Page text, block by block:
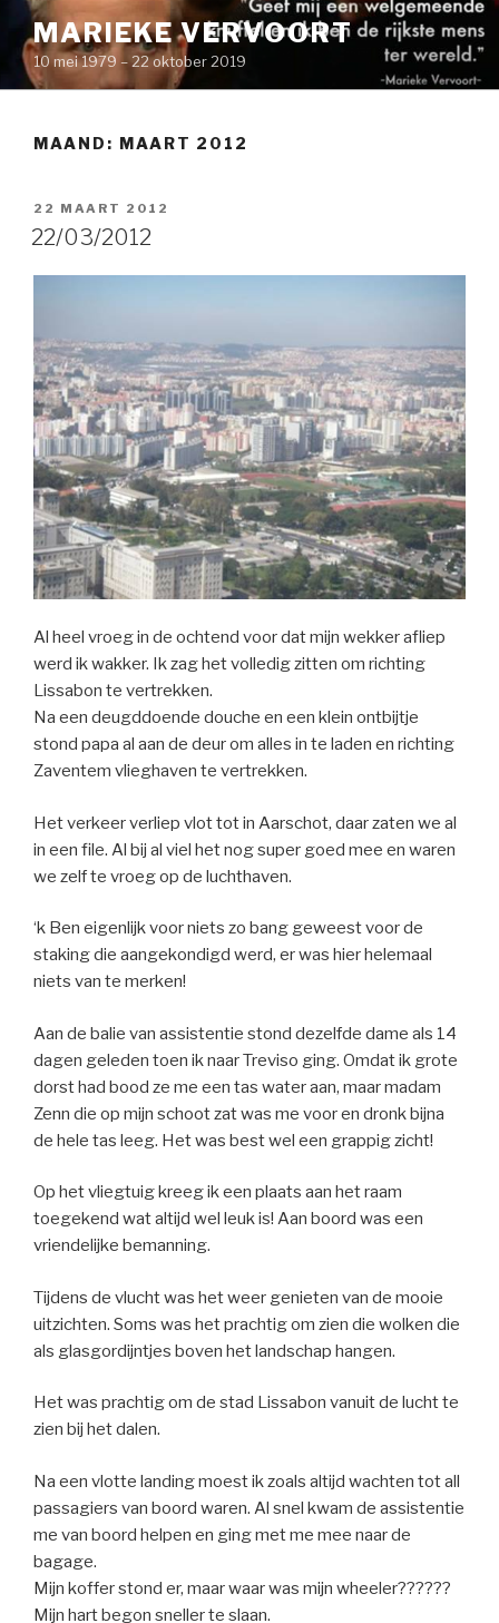
Naar
inhoud
springen
MARIEKE VERVOORT
10 mei 1979 – 22 oktober 2019
MAAND: MAART 2012
GEPLAATST
OP
22 MAART 2012
22/03/2012
Al heel vroeg in de ochtend voor dat mijn wekker afliep
werd ik wakker. Ik zag het volledig zitten om richting
Lissabon te vertrekken.
Na een deugddoende douche en een klein ontbijtje
stond papa al aan de deur om alles in te laden en richting
Zaventem vlieghaven te vertrekken.
Het verkeer verliep vlot tot in Aarschot, daar zaten we al
in een file. Al bij al viel het nog super goed mee en waren
we zelf te vroeg op de luchthaven.
‘k Ben eigenlijk voor niets zo bang geweest voor de
staking die aangekondigd werd, er was hier helemaal
niets van te merken!
Aan de balie van assistentie stond dezelfde dame als 14
dagen geleden toen ik naar Treviso ging. Omdat ik grote
dorst had bood ze me een tas water aan, maar madam
Zenn die op mijn schoot zat was me voor en dronk bijna
de hele tas leeg. Het was best wel een grappig zicht!
Op het vliegtuig kreeg ik een plaats aan het raam
toegekend wat altijd wel leuk is! Aan boord was een
vriendelijke bemanning.
Tijdens de vlucht was het weer genieten van de mooie
uitzichten. Soms was het prachtig om zien die wolken die
als glasgordijntjes boven het landschap hangen.
Het was prachtig om de stad Lissabon vanuit de lucht te
zien bij het dalen.
Na een vlotte landing moest ik zoals altijd wachten tot all
passagiers van boord waren. Al snel kwam de assistentie
me van boord helpen en ging met me mee naar de
bagage.
Mijn koffer stond er, maar waar was mijn wheeler??????
Mijn hart begon sneller te slaan.